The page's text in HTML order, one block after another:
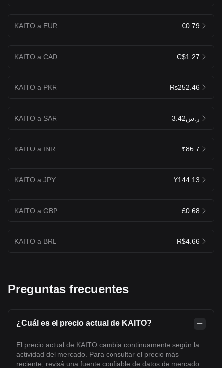
KAITO a EUR €0.79
KAITO a CAD C$1.27
KAITO a PKR ₨252.46
KAITO a SAR ر.س3.42
KAITO a INR ₹86.7
KAITO a JPY ¥144.13
KAITO a GBP £0.68
KAITO a BRL R$4.66
Preguntas frecuentes
¿Cuál es el precio actual de KAITO?
El precio actual de KAITO cambia continuamente según la
actividad del mercado. Para consultar el precio más
reciente, revisá una fuente confiable de datos de mercado